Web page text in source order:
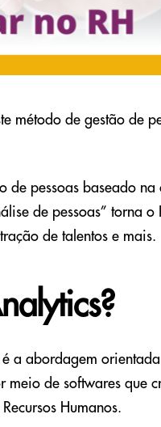
método de gestão de
de pessoas baseado
de pessoas” torna
de talentos e mais.
é a abordagem
meio de softwares que
Humanos.